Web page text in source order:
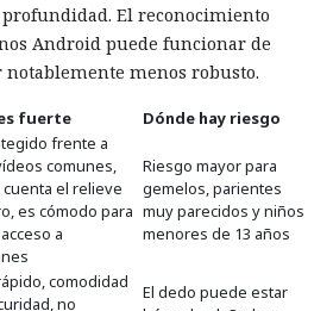
El reconocimiento
Android puede funcionar de
menos robusto.
fuerte Dónde hay riesgo
frente a
comunes,
el relieve
es cómodo para
a
Riesgo mayor para
gemelos, parientes
muy parecidos y niños
menores de 13 años
comodidad
no
El dedo puede estar